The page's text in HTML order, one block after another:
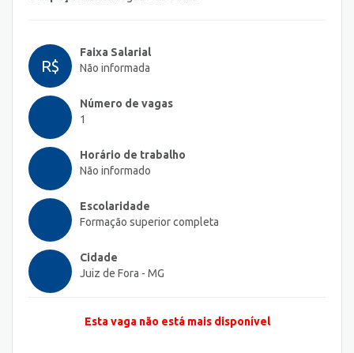
R$
Faixa Salarial
Não informada
Número de vagas
1
Horário de trabalho
Não informado
Escolaridade
Formação superior completa
Cidade
Juiz de Fora - MG
Esta vaga não está mais disponível